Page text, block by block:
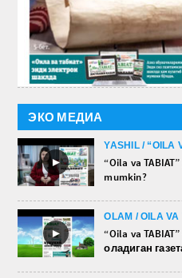
ЭКО МЕДИА
►
YASHIL / “OILA
“Oila va
mumkin?
►
OLAM / OILA VA
“Oila va
оладиган